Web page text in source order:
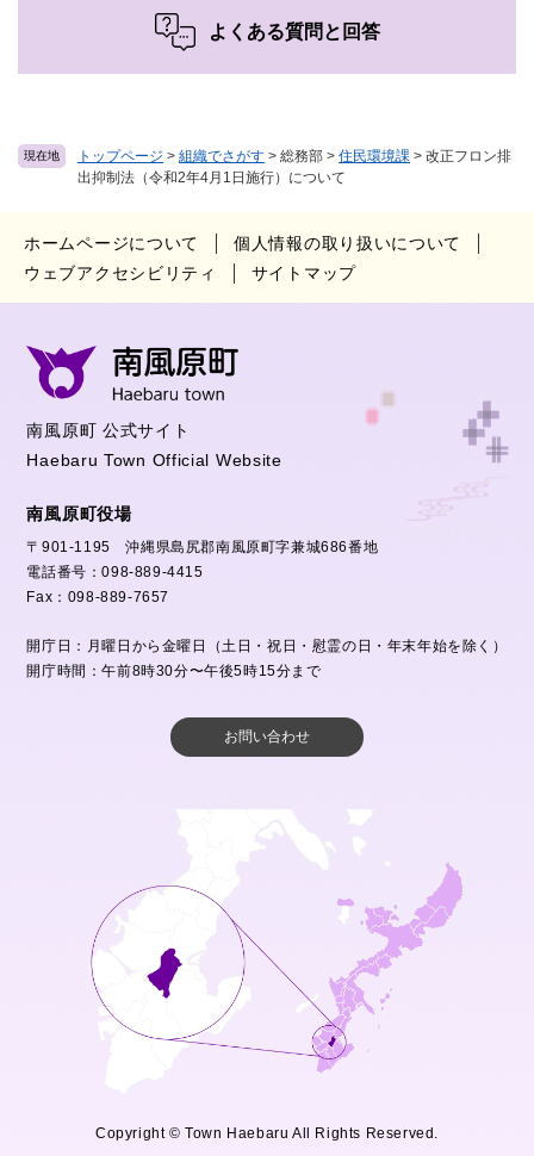
現在地 トップページ > 組織でさがす > 総務部 > 住民環境課 > 改正フロン排
出抑制法（令和2年4月1日施行）について
よくある質問と回答
ホームページについて
個人情報の取り扱いについて
ウェブアクセシビリティ
サイトマップ
南風原町 公式サイト
Haebaru Town Official Website
南風原町役場
〒901-1195 沖縄県島尻郡南風原町字兼城686番地
電話番号：098-889-4415
Fax：098-889-7657
開庁日：月曜日から金曜日（土日・祝日・慰霊の日・年末年始を除く）
開庁時間：午前8時30分〜午後5時15分まで
お問い合わせ
Copyright © Town Haebaru All Rights Reserved.